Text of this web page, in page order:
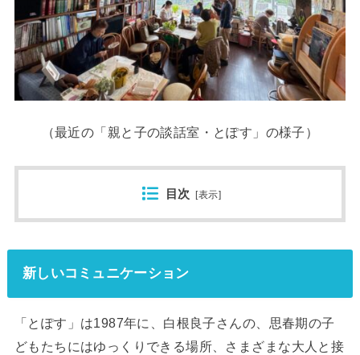
（最近の「親と子の談話室・とぽす」の様子）
目次 [表示]
新しいコミュニケーション
「とぽす」は1987年に、白根良子さんの、思春期の子
どもたちにはゆっくりできる場所、さまざまな大人と接